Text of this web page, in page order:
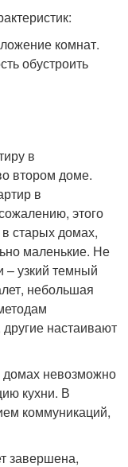
комнат.
обустроить
в
втором доме.
в
этого
в старых домах,
маленькие. Не
– узкий темный
небольшая
настаивают
домах невозможно
кухни. В
коммуникаций,
завершена,